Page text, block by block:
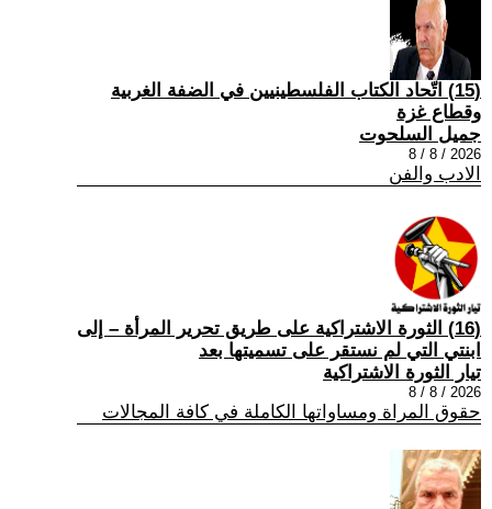
(15) اتّحاد الكتاب الفلسطينيين في الضفة الغربية
وقطاع غزة
جميل السلحوت
2026 / 8 / 8
الادب والفن
(16) الثورة الاشتراكية على طريق تحرير المرأة – إلى
ابنتي التي لم نستقر على تسميتها بعد
تيار الثورة الاشتراكية
2026 / 8 / 8
حقوق المراة ومساواتها الكاملة في كافة المجالات